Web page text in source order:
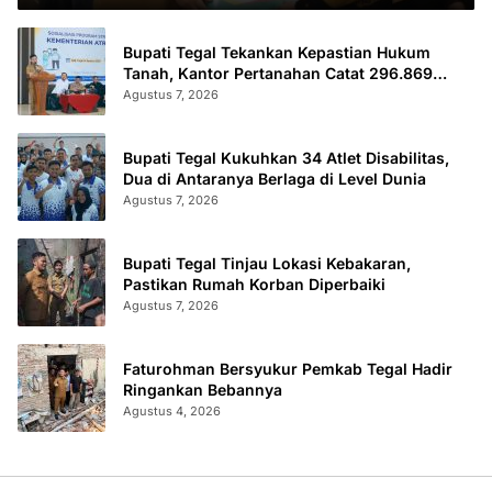
Bupati Tegal Tekankan Kepastian Hukum
Tanah, Kantor Pertanahan Catat 296.869
Sertifikat Terbit
Agustus 7, 2026
Bupati Tegal Kukuhkan 34 Atlet Disabilitas,
Dua di Antaranya Berlaga di Level Dunia
Agustus 7, 2026
Bupati Tegal Tinjau Lokasi Kebakaran,
Pastikan Rumah Korban Diperbaiki
Agustus 7, 2026
Faturohman Bersyukur Pemkab Tegal Hadir
Ringankan Bebannya
Agustus 4, 2026